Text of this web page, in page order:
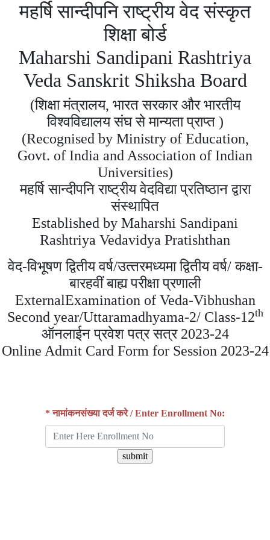
महर्षि सान्दीपनि राष्ट्रीय वेद संस्कृत
शिक्षा बोर्ड
Maharshi Sandipani Rashtriya
Veda Sanskrit Shiksha Board
(शिक्षा मंत्रालय, भारत सरकार और भारतीय
विश्‍वविद्यालय संघ से मान्‍यता प्राप्‍त )
(Recognised by Ministry of Education,
Govt. of India and Association of Indian
Universities)
महर्षि सान्‍दीपनि राष्‍ट्रीय वेदविद्या प्रतिष्‍ठान द्वारा
संस्‍थापित
Established by Maharshi Sandipani
Rashtriya Vedavidya Pratishthan
वेद-विभूषण द्वितीय वर्ष/उत्‍तरमध्‍यमा द्वितीय वर्ष/ कक्षा-
बारहवीं बाह्य परीक्षा प्रणाली
ExternalExamination of Veda-Vibhushan
Second year/Uttaramadhyama-2/ Class-12th
ऑनलाईन प्रवेश पत्र सत्र 2023-24
Online Admit Card Form for Session 2023-24
* नामांकनसंख्या दर्ज करे / Enter Enrollment No: